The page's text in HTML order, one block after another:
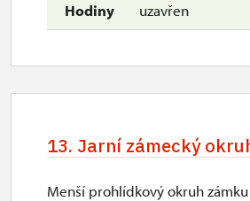
uzavřen
13. Jarní zámecký
Menší prohlídkový okruh